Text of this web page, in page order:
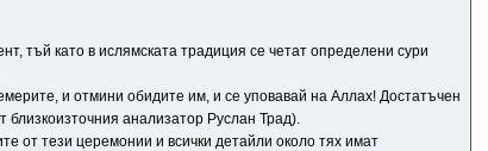
тъй като в ислямската традиция се четат определени сури
и отмини обидите им, и се уповавай на Аллах! Достатъчен
анализатор Руслан Трад).
от тези церемонии и всички детайли около тях имат